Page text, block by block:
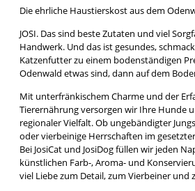
Die ehrliche Haustierskost aus dem
JOSI. Das sind beste Zutaten und viel
Handwerk. Und das ist gesundes,
Katzenfutter zu einem bodenständigen
Odenwald etwas sind, dann auf dem
Mit unterfränkischem Charme und der
Tierernährung versorgen wir Ihre Hunde
regionaler Vielfalt. Ob ungebändigter
oder vierbeinige Herrschaften im
Bei JosiCat und JosiDog füllen wir jeden
künstlichen Farb-, Aroma- und
viel Liebe zum Detail, zum Vierbeiner und